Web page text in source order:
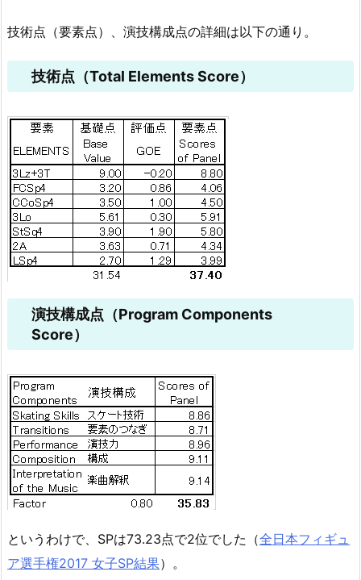
技術点（要素点）、演技構成点の詳細は以下の通り。
技術点（Total Elements Score）
演技構成点（Program Components
Score）
というわけで、SPは73.23点で2位でした（全日本フィギュ
ア選手権2017 女子SP結果）。